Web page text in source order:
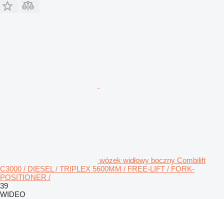
wózek widłowy boczny Combilift
C3000 / DIESEL / TRIPLEX 5600MM / FREE-LIFT / FORK-
POSITIONER /
39
WIDEO